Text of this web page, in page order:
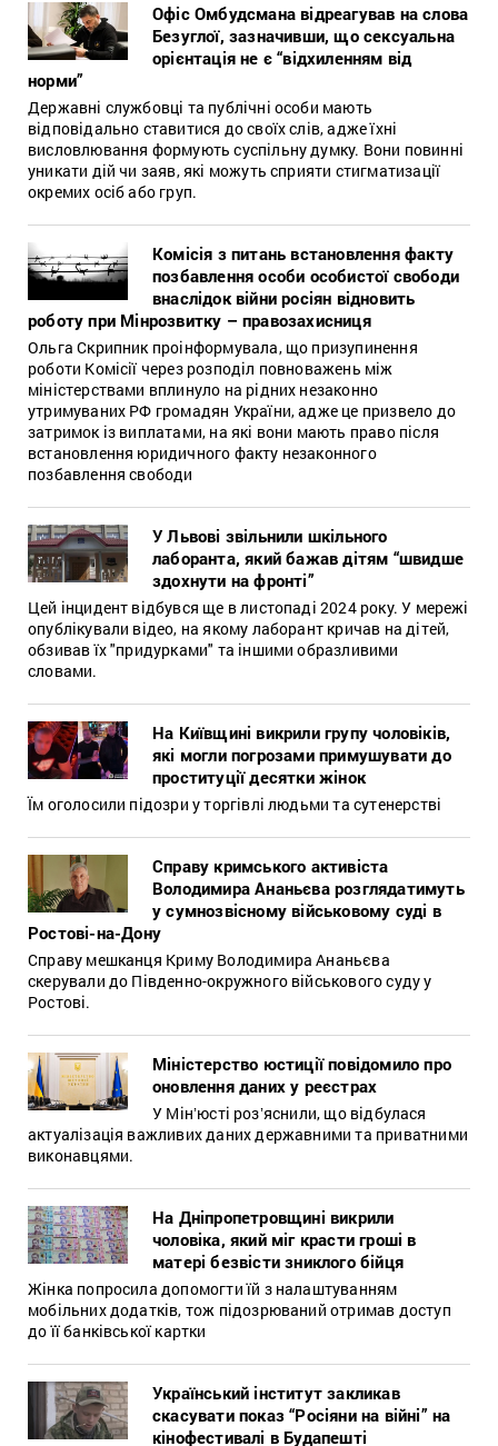
Офіс Омбудсмана відреагував на слова
Безуглої, зазначивши, що сексуальна
орієнтація не є “відхиленням від
норми”
Державні службовці та публічні особи мають
відповідально ставитися до своїх слів, адже їхні
висловлювання формують суспільну думку. Вони повинні
уникати дій чи заяв, які можуть сприяти стигматизації
окремих осіб або груп.
Комісія з питань встановлення факту
позбавлення особи особистої свободи
внаслідок війни росіян відновить
роботу при Мінрозвитку – правозахисниця
Ольга Скрипник проінформувала, що призупинення
роботи Комісії через розподіл повноважень між
міністерствами вплинуло на рідних незаконно
утримуваних РФ громадян України, адже це призвело до
затримок із виплатами, на які вони мають право після
встановлення юридичного факту незаконного
позбавлення свободи
У Львові звільнили шкільного
лаборанта, який бажав дітям “швидше
здохнути на фронті”
Цей інцидент відбувся ще в листопаді 2024 року. У мережі
опублікували відео, на якому лаборант кричав на дітей,
обзивав їх "придурками" та іншими образливими
словами.
На Київщині викрили групу чоловіків,
які могли погрозами примушувати до
проституції десятки жінок
Їм оголосили підозри у торгівлі людьми та сутенерстві
Справу кримського активіста
Володимира Ананьєва розглядатимуть
у сумнозвісному військовому суді в
Ростові-на-Дону
Справу мешканця Криму Володимира Ананьєва
скерували до Південно-окружного військового суду у
Ростові.
Міністерство юстиції повідомило про
оновлення даних у реєстрах
У Мінʼюсті розʼяснили, що відбулася
актуалізація важливих даних державними та приватними
виконавцями.
На Дніпропетровщині викрили
чоловіка, який міг красти гроші в
матері безвісти зниклого бійця
Жінка попросила допомогти їй з налаштуванням
мобільних додатків, тож підозрюваний отримав доступ
до її банківської картки
Український інститут закликав
скасувати показ “Росіяни на війні” на
кінофестивалі в Будапешті